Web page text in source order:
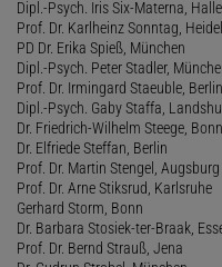
Dipl.-Psych. Iris Six-Materna, Halle
Prof. Dr. Karlheinz Sonntag,
PD Dr. Erika Spieß, München
Dipl.-Psych. Peter Stadler,
Prof. Dr. Irmingard Staeuble, Berlin
Dipl.-Psych. Gaby Staffa,
Dr. Friedrich-Wilhelm Steege, Bonn
Dr. Elfriede Steffan, Berlin
Prof. Dr. Martin Stengel, Augsburg
Prof. Dr. Arne Stiksrud, Karlsruhe
Gerhard Storm, Bonn
Dr. Barbara Stosiek-ter-Braak,
Prof. Dr. Bernd Strauß, Jena